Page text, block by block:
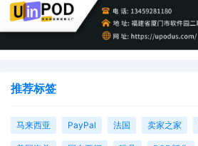
推荐标签
马来西亚 PayPal 法国 卖家之家